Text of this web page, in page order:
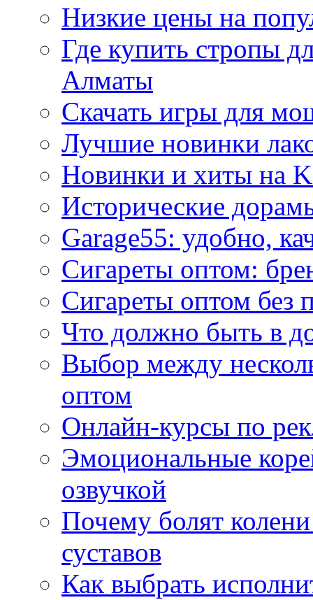
Низкие цены на
Где купить стропы
Алматы
Скачать игры для
Лучшие новинки
Новинки и хиты на
Исторические
Garage55: удобно,
Сигареты оптом:
Сигареты оптом без
Что должно быть в
Выбор между
оптом
Онлайн-курсы по
Эмоциональные
озвучкой
Почему болят
суставов
Как выбрать